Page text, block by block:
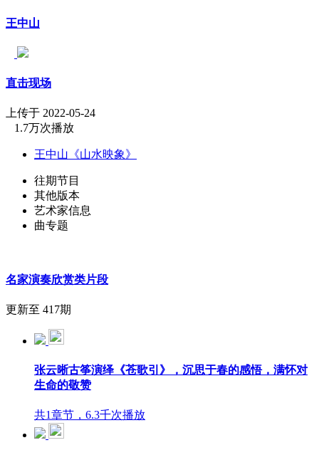
王中山
直击现场
上传于 2022-05-24
1.7万次播放
王中山《山水映象》
往期节目
其他版本
艺术家信息
曲专题
名家演奏欣赏类片段
更新至 417期
张云晰古筝演绎《苍歌引》，沉思于春的感悟，满怀对
生命的敬赞
共1章节，6.3千次播放